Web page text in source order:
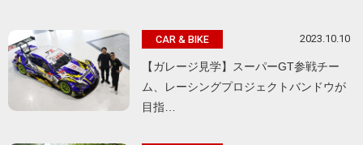
CAR & BIKE 2023.10.10
【ガレージ見学】スーパーGT参戦チー
ム、レーシングプロジェクトバンドウが
目指…